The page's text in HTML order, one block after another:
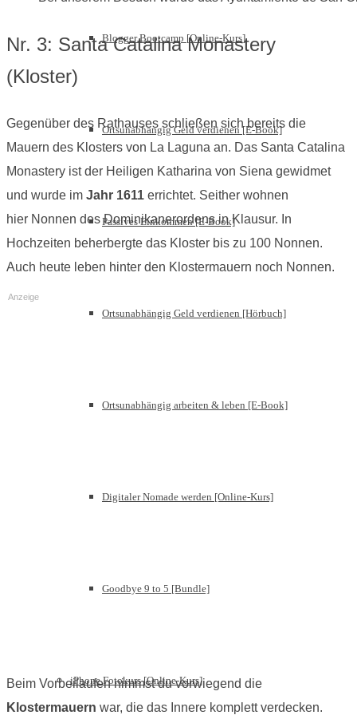
Blogger Bootcamp [Online-Kurs]
Ortsunabhängig Geld verdienen [E-Book]
Passives Einkommen [E-Book]
Ortsunabhängig Geld verdienen [Hörbuch]
Ortsunabhängig arbeiten & leben [E-Book]
Digitaler Nomade werden [Online-Kurs]
Goodbye 9 to 5 [Bundle]
iPhone Fotokurs [Online-Kurs]
Nr. 3: Santa Catalina Monastery
(Kloster)
Gegenüber des Rathauses schließen sich bereits die
Mauern des Klosters von La Laguna an. Das Santa Catalina
Monastery ist der Heiligen Katharina von Siena gewidmet
und wurde im Jahr 1611 errichtet. Seither wohnen
hier Nonnen des Dominikanerordens in Klausur. In
Hochzeiten beherbergte das Kloster bis zu 100 Nonnen.
Auch heute leben hinter den Klostermauern noch Nonnen.
Anzeige
Beim Vorbeilaufen nimmst du vorwiegend die
Klostermauern war, die das Innere komplett verdecken.